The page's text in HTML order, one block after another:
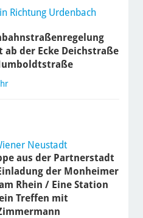
Richtung Urdenbach
ab der Ecke Deichstraße
Neustadt
aus der Partnerstadt
der Monheimer
Rhein / Eine Station
Treffen mit